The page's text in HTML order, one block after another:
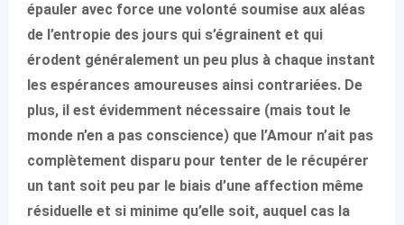
épauler avec force une volonté soumise aux aléas
de l’entropie des jours qui s’égrainent et qui
érodent généralement un peu plus à chaque instant
les espérances amoureuses ainsi contrariées. De
plus, il est évidemment nécessaire (mais tout le
monde n’en a pas conscience) que l’Amour n’ait pas
complètement disparu pour tenter de le récupérer
un tant soit peu par le biais d’une affection même
résiduelle et si minime qu’elle soit, auquel cas la